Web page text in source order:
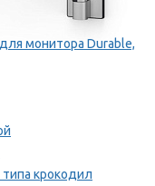
монитора Durable,
крокодил